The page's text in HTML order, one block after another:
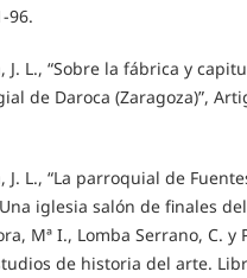
96.
J. L., “Sobre la fábrica y
de Daroca (Zaragoza)”,
J. L., “La parroquial de
iglesia salón de finales
Mª I., Lomba Serrano, C. y
de historia del arte.